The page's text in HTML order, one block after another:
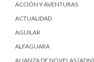
ACCIÓN Y AVENTURAS
ACTUALIDAD
AGUILAR
ALFAGUARA
ALIANZA DE NOVELAS (ADN)